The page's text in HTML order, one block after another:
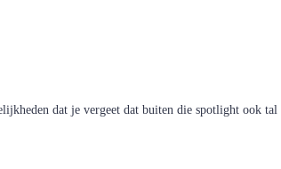
dat je vergeet dat buiten die spotlight ook tal